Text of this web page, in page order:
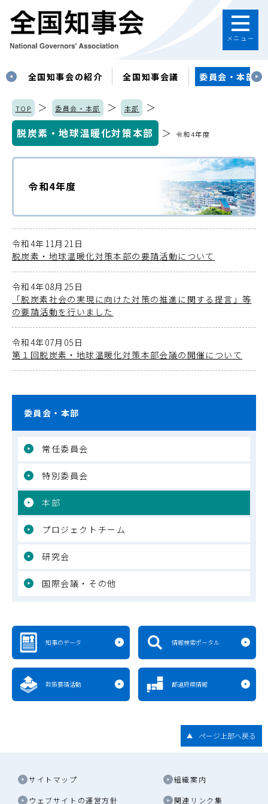
メニュー
全国知事会の紹介 全国知事会議 委員会・本部
TOP ＞ 委員会・本部 ＞ 本部
＞
脱炭素・地球温暖化対策本部
＞ 令和4年度
令和4年度
令和4年11月21日
脱炭素・地球温暖化対策本部の要請活動について
令和4年08月25日
「脱炭素社会の実現に向けた対策の推進に関する提言」等
の要請活動を行いました
令和4年07月05日
第１回脱炭素・地球温暖化対策本部会議の開催について
委員会・本部
常任委員会
特別委員会
本部
プロジェクトチーム
研究会
国際会議・その他
知事のデータ 情報検索ポータル
政策要請活動 都道府県情報
ページ上部へ戻る
サイトマップ 組織案内
ウェブサイトの運営方針 関連リンク集